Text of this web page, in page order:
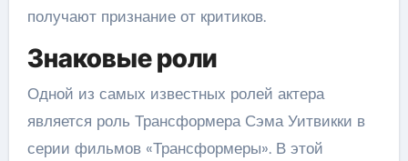
получают признание от критиков.
Знаковые роли
Одной из самых известных ролей актера
является роль Трансформера Сэма Уитвикки в
серии фильмов «Трансформеры». В этой